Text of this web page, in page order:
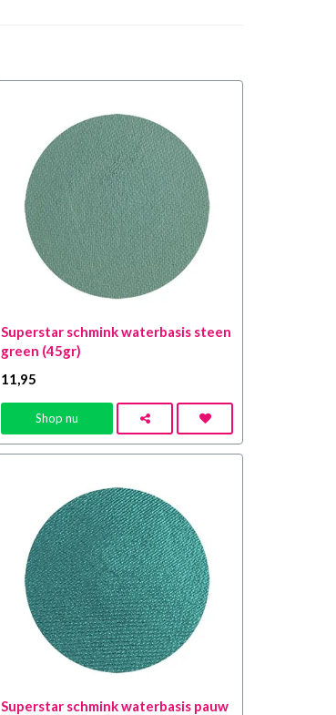
Superstar schmink waterbasis steen
green (45gr)
11,95
Shop nu
Superstar schmink waterbasis pauw